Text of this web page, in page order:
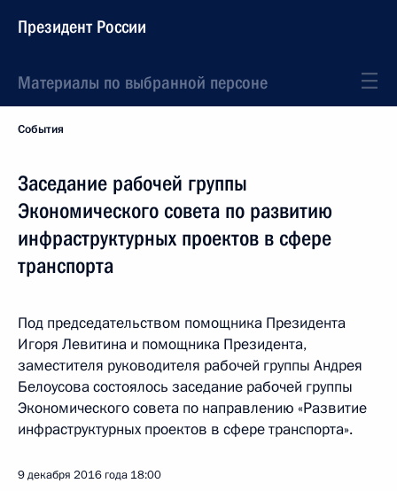
Президент России
Материалы по выбранной персоне
События
Заседание рабочей группы
Экономического совета по развитию
инфраструктурных проектов в сфере
транспорта
Под председательством помощника Президента
Игоря Левитина и помощника Президента,
заместителя руководителя рабочей группы Андрея
Белоусова состоялось заседание рабочей группы
Экономического совета по направлению «Развитие
инфраструктурных проектов в сфере транспорта».
9 декабря 2016 года 18:00